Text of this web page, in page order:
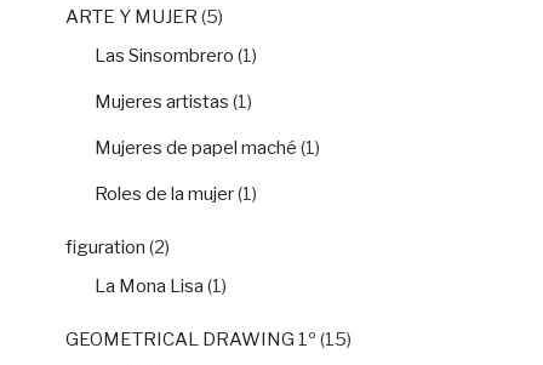
ARTE Y MUJER (5)
Las Sinsombrero (1)
Mujeres artistas (1)
Mujeres de papel maché (1)
Roles de la mujer(1)
figuration (2)
La Mona Lisa (1)
GEOMETRICAL DRAWING 1º (15)